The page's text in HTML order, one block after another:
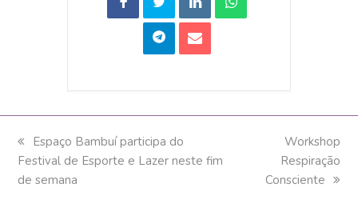
previous
post:
Espaço Bambuí participa do
Festival de Esporte e Lazer neste fim
de semana
next
post:
Workshop
Respiração
Consciente